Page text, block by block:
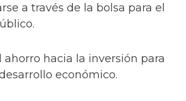
a través de la bolsa para el
ahorro hacia la inversión para
económico.